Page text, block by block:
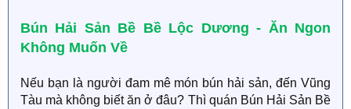
Bún Hải Sản Bề Bề Lộc Dương - Ăn Ngon
Không Muốn Về
Nếu bạn là người đam mê món bún hải sản, đến Vũng
Tàu mà không biết ăn ở đâu? Thì quán Bún Hải Sản Bề